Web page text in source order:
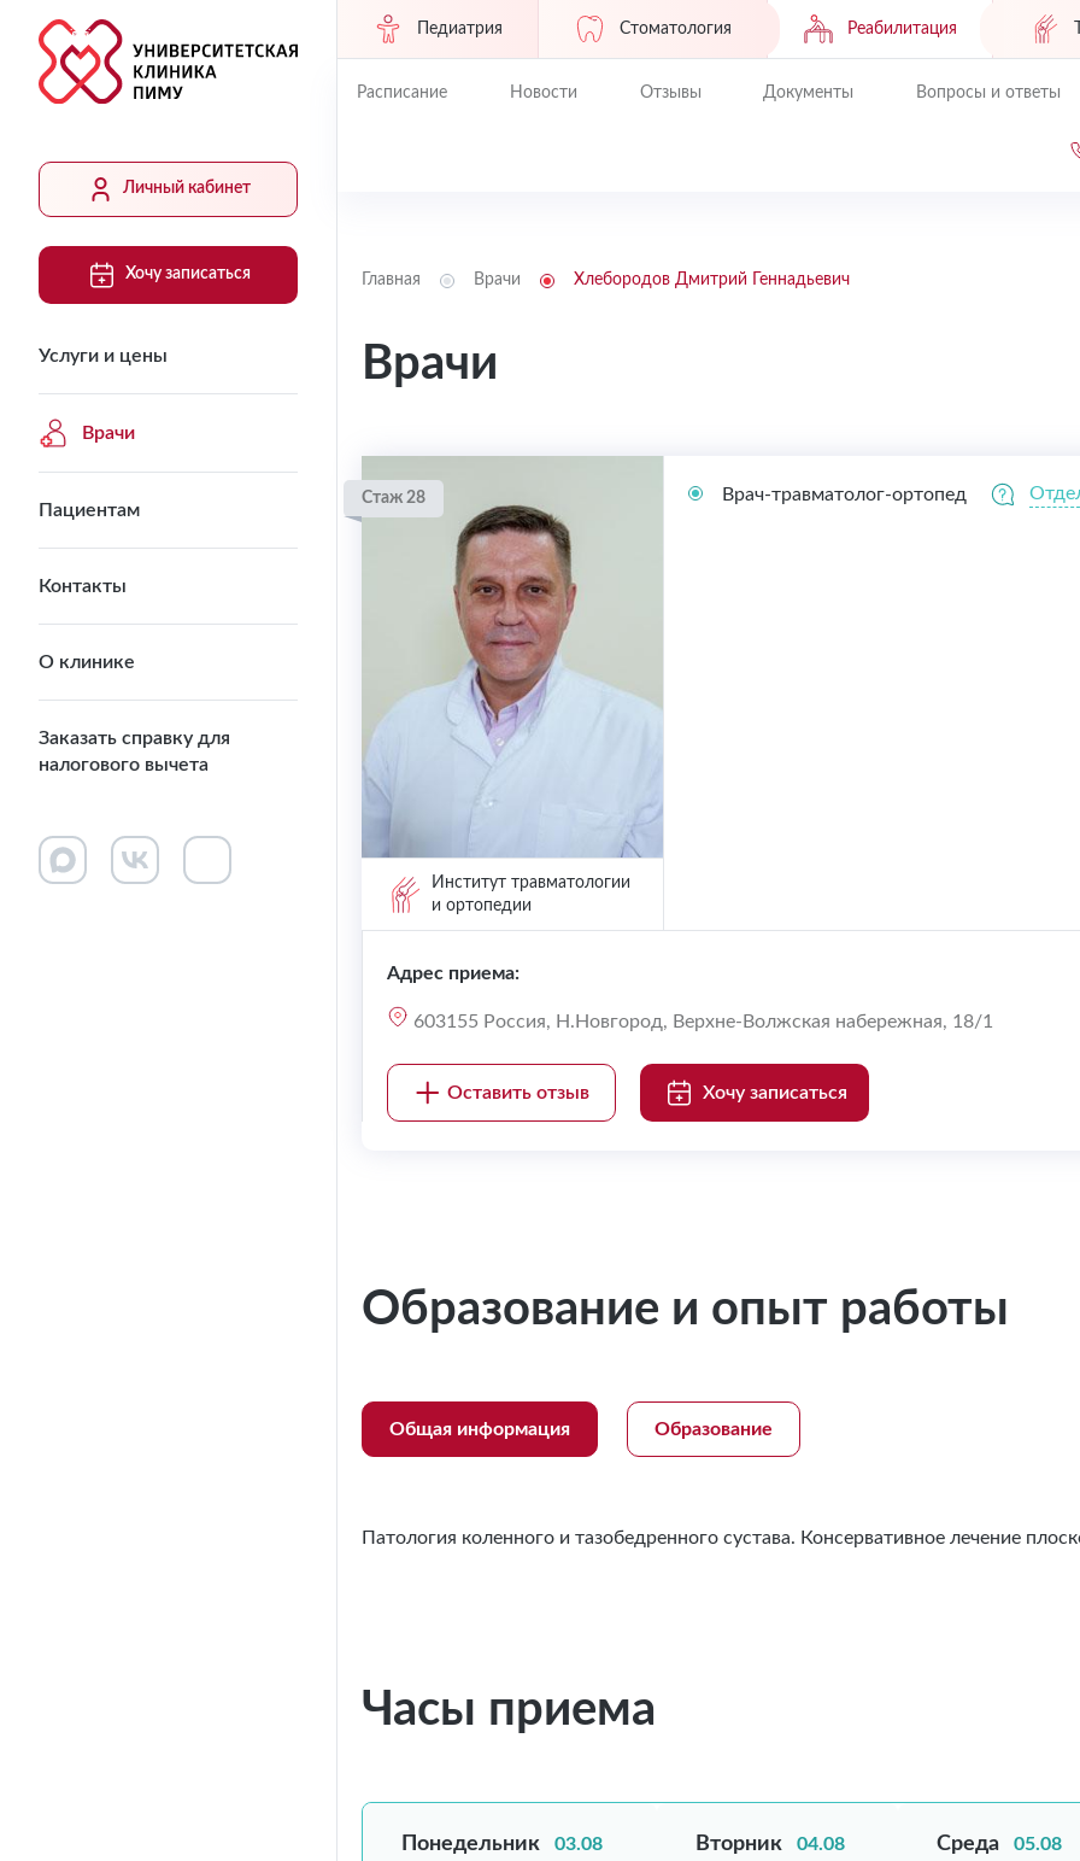
Личный кабинет
Хочу записаться
Услуги и цены
Врачи
Пациентам
Контакты
О клинике
Заказать справку для
налогового вычета
Педиатрия Стоматология Реабилитация
Расписание Новости Отзывы Документы Вопросы и ответы
Главная Врачи Хлебородов Дмитрий Геннадьевич
Врачи
Стаж 28
Институт травматологии
и ортопедии
Врач-травматолог-ортопед
Адрес приема:
603155 Россия, Н.Новгород, Верхне-Волжская набережная, 18/1
Оставить отзыв Хочу записаться
Образование и опыт работы
Общая информация Образование
Патология коленного и тазобедренного сустава. Консервативное лечение
Часы приема
Понедельник 03.08 Вторник 04.08 Среда 05.08